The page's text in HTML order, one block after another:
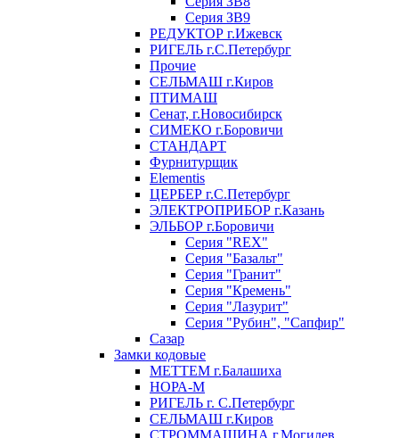
Серия ЗВ9
РЕДУКТОР г.Ижевск
РИГЕЛЬ г.С.Петербург
Прочие
СЕЛЬМАШ г.Киров
ПТИМАШ
Сенат, г.Новосибирск
СИМЕКО г.Боровичи
СТАНДАРТ
Фурнитурщик
Elementis
ЦЕРБЕР г.С.Петербург
ЭЛЕКТРОПРИБОР г.Казань
ЭЛЬБОР г.Боровичи
Серия "REX"
Серия "Базальт"
Серия "Гранит"
Серия "Кремень"
Серия "Лазурит"
Серия "Рубин", "Сапфир"
Сазар
Замки кодовые
МЕТТЕМ г.Балашиха
НОРА-М
РИГЕЛЬ г. С.Петербург
СЕЛЬМАШ г.Киров
СТРОММАШИНА г.Могилев